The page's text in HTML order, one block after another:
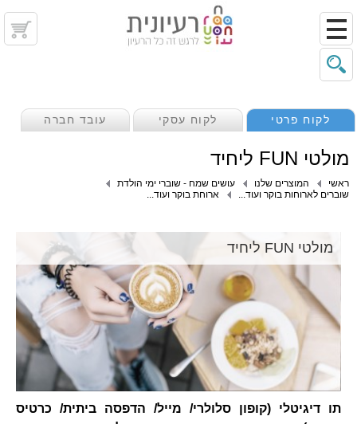
לקוח פרטי לקוח עסקי עובד חברה
מולטי FUN ליחיד
ראשי המוצרים שלנו
עושים שמח - שוברי ימי הולדת
שוברים לארוחות בוקר ועוד...
ארוחת בוקר ועוד...
מולטי FUN ליחיד
תו דיגיטלי (קופון סלולרי/ מייל/ הדפסה ביתית/ כרטיס